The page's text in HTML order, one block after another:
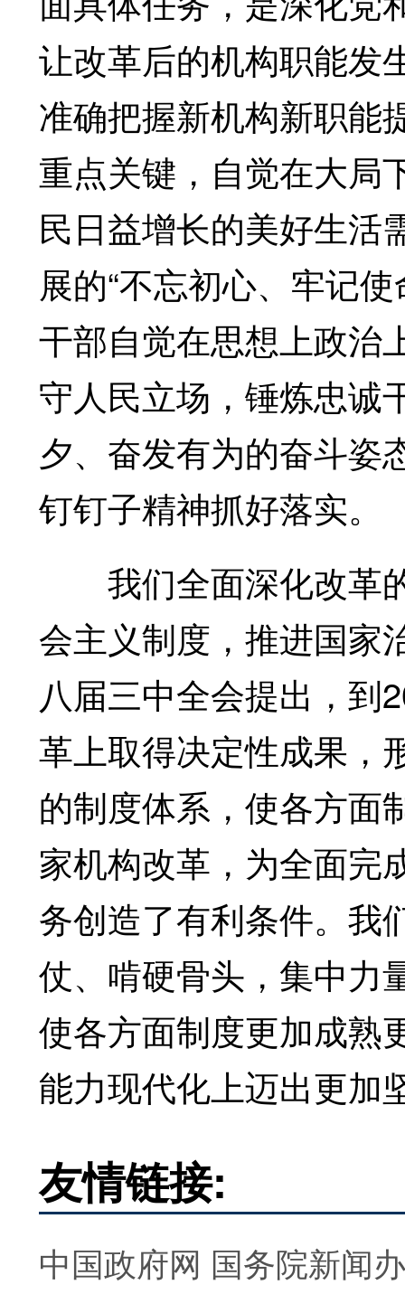
让改革后的机构职能发
准确把握新机构新职能
重点关键，自觉在大局
民日益增长的美好生活
展的“不忘初心、牢记
干部自觉在思想上政治
守人民立场，锤炼忠诚
夕、奋发有为的奋斗姿
钉钉子精神抓好落实。
我们全面深化改革
会主义制度，推进国家
八届三中全会提出，到
革上取得决定性成果，
的制度体系，使各方面
家机构改革，为全面完
务创造了有利条件。我
仗、啃硬骨头，集中力
使各方面制度更加成熟
能力现代化上迈出更加
友情链接:
中国政府网 国务院新闻